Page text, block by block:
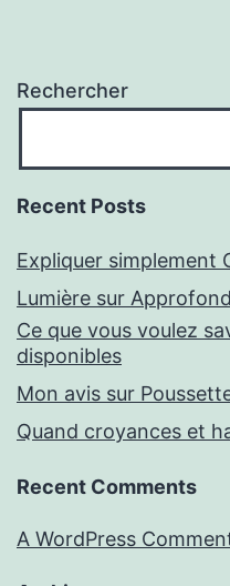
Rechercher
Recent Posts
Expliquer simplement
Lumière sur
Ce que vous voulez
disponibles
Mon avis sur
Quand croyances et
Recent Comments
A WordPress